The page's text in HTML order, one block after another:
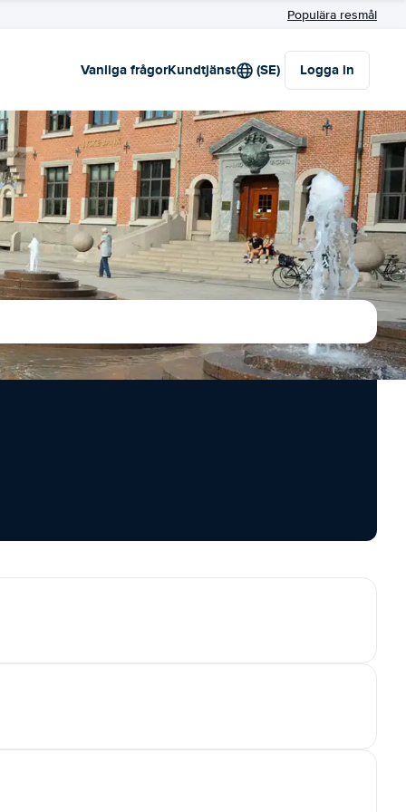
Populära resmål
Vanliga frågorKundtjänst (SE) Logga in